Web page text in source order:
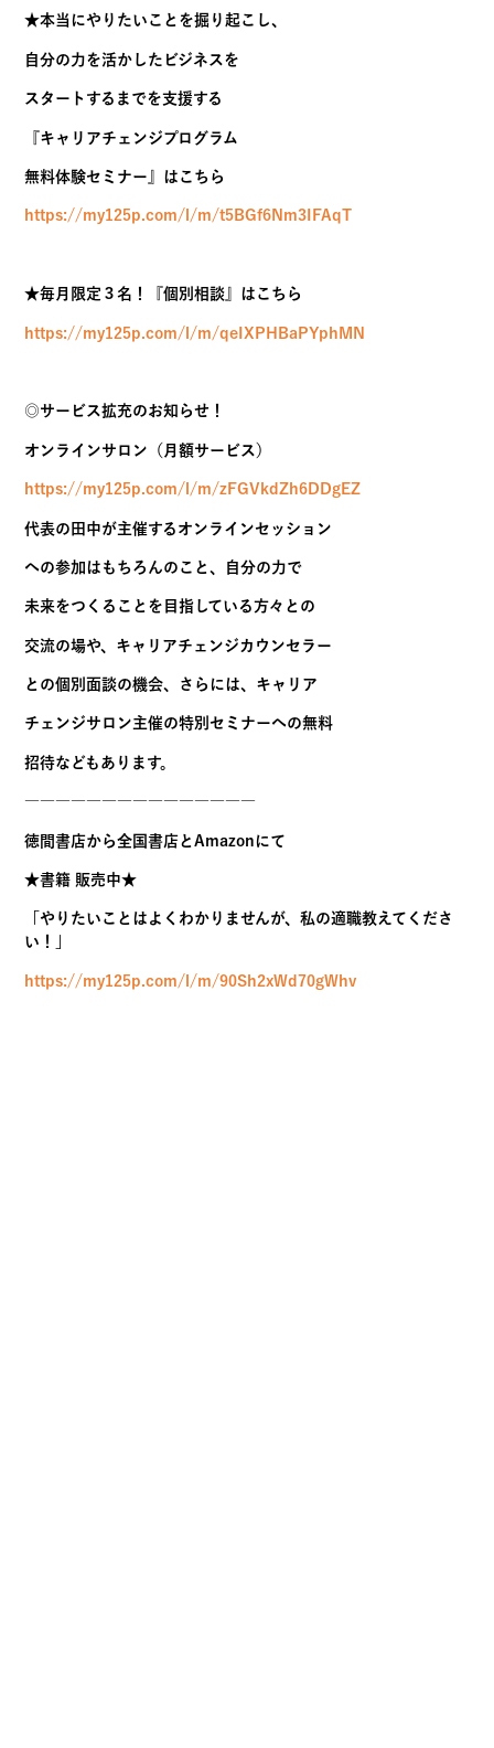
★本当にやりたいことを掘り起こし、
自分の力を活かしたビジネスを
スタートするまでを支援する
『キャリアチェンジプログラム
無料体験セミナー』はこちら
https://my125p.com/l/m/t5BGf6Nm3IFAqT
★毎月限定３名！『個別相談』はこちら
https://my125p.com/l/m/qeIXPHBaPYphMN
◎サービス拡充のお知らせ！
オンラインサロン（月額サービス）
https://my125p.com/l/m/zFGVkdZh6DDgEZ
代表の田中が主催するオンラインセッション
への参加はもちろんのこと、自分の力で
未来をつくることを目指している方々との
交流の場や、キャリアチェンジカウンセラー
との個別面談の機会、さらには、キャリア
チェンジサロン主催の特別セミナーへの無料
招待などもあります。
―――――――――――――――
徳間書店から全国書店とAmazonにて
★書籍 販売中★
「やりたいことはよくわかりませんが、私の適職教えてくださ
い！」
https://my125p.com/l/m/90Sh2xWd70gWhv